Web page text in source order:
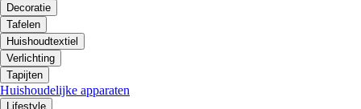
Decoratie
Tafelen
Huishoudtextiel
Verlichting
Tapijten
Huishoudelijke apparaten
Lifestyle